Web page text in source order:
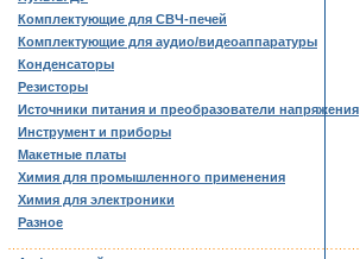
Комплектующие для СВЧ-печей
Комплектующие для аудио/видеоаппаратуры
Конденсаторы
Резисторы
Источники питания и преобразователи напряжения
Инструмент и приборы
Макетные платы
Химия для промышленного применения
Химия для электроники
Разное